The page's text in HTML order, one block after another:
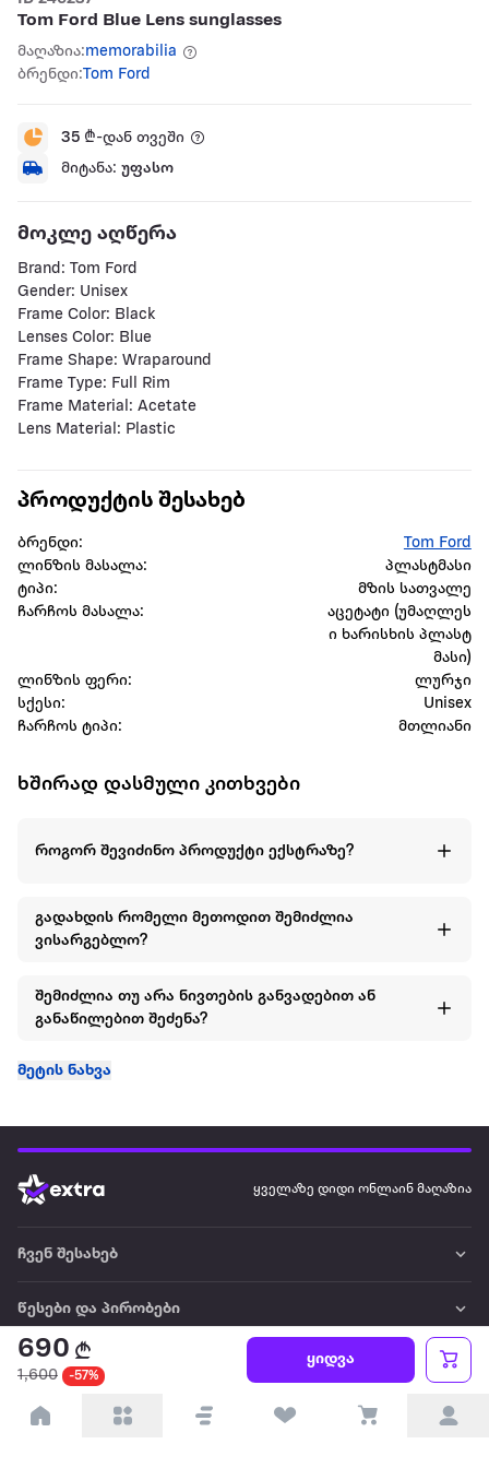
Tom Ford Blue Lens sunglasses
მაღაზია:memorabilia
ბრენდი:Tom Ford
35 ₾-დან თვეში
მიტანა: უფასო
მოკლე აღწერა
Brand: Tom Ford
Gender: Unisex
Frame Color: Black
Lenses Color: Blue
Frame Shape: Wraparound
Frame Type: Full Rim
Frame Material: Acetate
Lens Material: Plastic
690
1,600 -57%
ყიდვა
პროდუქტის შესახებ
ბრენდი:
Tom Ford
ლინზის მასალა:
პლასტმასი
ტიპი:
მზის სათვალე
ჩარჩოს მასალა:
აცეტატი (უმაღლეს
ი ხარისხის პლასტ
მასი)
ლინზის ფერი:
ლურჯი
სქესი:
Unisex
ჩარჩოს ტიპი:
მთლიანი
ხშირად დასმული კითხვები
როგორ შევიძინო პროდუქტი ექსტრაზე?
გადახდის რომელი მეთოდით შემიძლია
ვისარგებლო?
შემიძლია თუ არა ნივთების განვადებით ან
განაწილებით შეძენა?
მეტის ნახვა
ყველაზე დიდი ონლაინ მაღაზია
ჩვენ შესახებ
წესები და პირობები
პარტნიორებისთვის
ტრენდული